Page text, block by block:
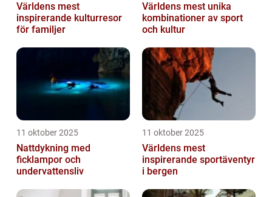
Världens mest
inspirerande kulturresor
för familjer
Världens mest unika
kombinationer av sport
och kultur
11 oktober 2025
Nattdykning med
ficklampor och
undervattensliv
11 oktober 2025
Världens mest
inspirerande sportäventyr
i bergen